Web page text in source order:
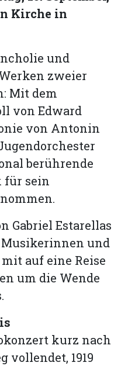
Kirche in
und
zweier
Mit dem
von Edward
von Antonin
berührende
für sein
Gabriel Estarellas
Musikerinnen und
auf eine Reise
um die Wende
kurz nach
vollendet, 1919